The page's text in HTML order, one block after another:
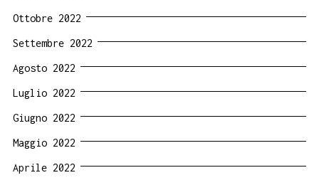
Ottobre 2022
Settembre 2022
Agosto 2022
Luglio 2022
Giugno 2022
Maggio 2022
Aprile 2022